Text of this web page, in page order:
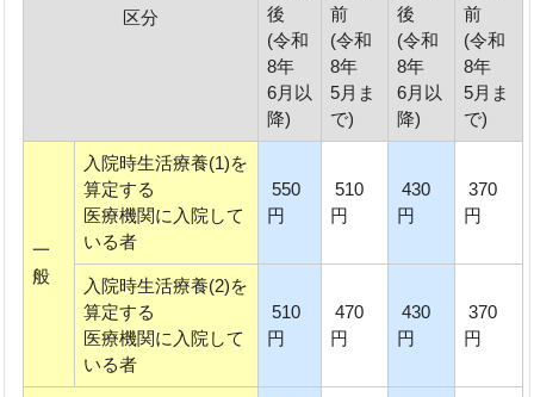
区分
後
(令和
8年
6月以
降)
前
(令和
8年
5月ま
で)
後
(令和
8年
6月以
降)
前
(令和
8年
5月ま
で)
一
般
入院時生活療養(1)を
算定する
医療機関に入院して
いる者
550
円
510
円
430
円
370
円
入院時生活療養(2)を
算定する
医療機関に入院して
いる者
510
円
470
円
430
円
370
円